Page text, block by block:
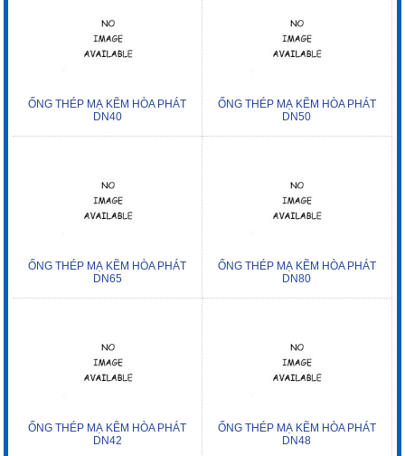
ỐNG THÉP MẠ KẼM HÒA PHÁT
DN40
ỐNG THÉP MẠ KẼM HÒA PHÁT
DN50
ỐNG THÉP MẠ KẼM HÒA PHÁT
DN65
ỐNG THÉP MẠ KẼM HÒA PHÁT
DN80
ỐNG THÉP MẠ KẼM HÒA PHÁT
DN42
ỐNG THÉP MẠ KẼM HÒA PHÁT
DN48